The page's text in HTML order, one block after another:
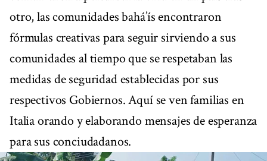
otro, las comunidades bahá’ís encontraron
fórmulas creativas para seguir sirviendo a sus
comunidades al tiempo que se respetaban las
medidas de seguridad establecidas por sus
respectivos Gobiernos. Aquí se ven familias en
Italia orando y elaborando mensajes de esperanza
para sus conciudadanos.